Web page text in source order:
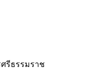
รีธรรมราช